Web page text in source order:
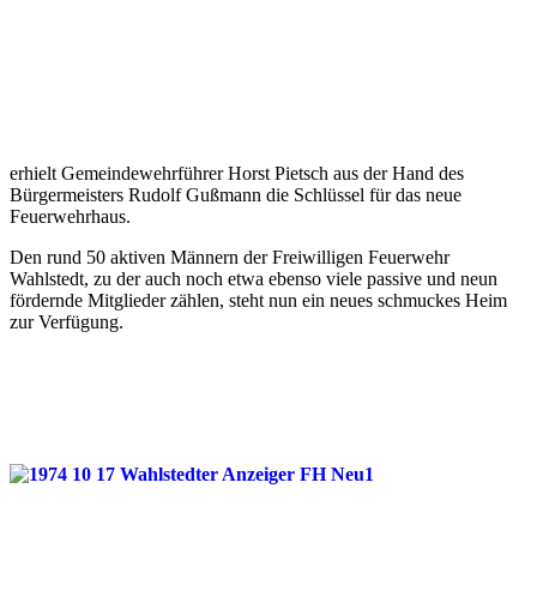
erhielt Gemeindewehrführer Horst Pietsch aus der Hand des
Bürgermeisters Rudolf Gußmann die Schlüssel für das neue
Feuerwehrhaus.
Den rund 50 aktiven Männern der Freiwilligen Feuerwehr
Wahlstedt, zu der auch noch etwa ebenso viele passive und neun
fördernde Mitglieder zählen, steht nun ein neues schmuckes Heim
zur Verfügung.